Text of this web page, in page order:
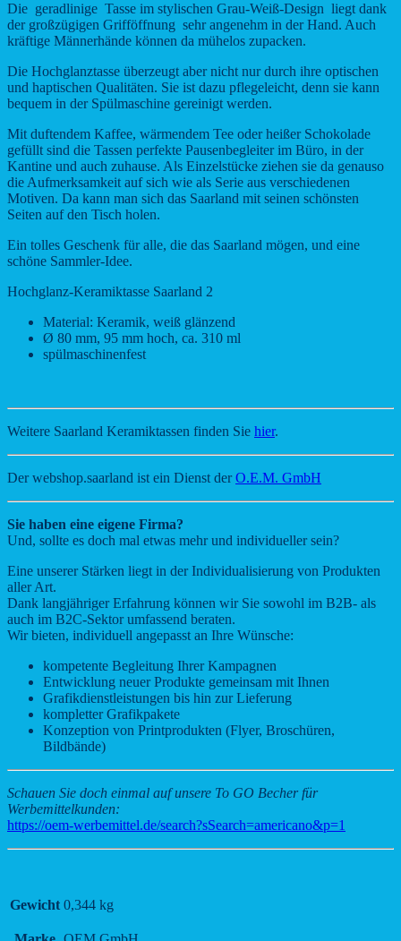
Die geradlinige Tasse im stylischen Grau-Weiß-Design liegt dank
der großzügigen Grifföffnung sehr angenehm in der Hand. Auch
kräftige Männerhände können da mühelos zupacken.
Die Hochglanztasse überzeugt aber nicht nur durch ihre optischen
und haptischen Qualitäten. Sie ist dazu pflegeleicht, denn sie kann
bequem in der Spülmaschine gereinigt werden.
Mit duftendem Kaffee, wärmendem Tee oder heißer Schokolade
gefüllt sind die Tassen perfekte Pausenbegleiter im Büro, in der
Kantine und auch zuhause. Als Einzelstücke ziehen sie da genauso
die Aufmerksamkeit auf sich wie als Serie aus verschiedenen
Motiven. Da kann man sich das Saarland mit seinen schönsten
Seiten auf den Tisch holen.
Ein tolles Geschenk für alle, die das Saarland mögen, und eine
schöne Sammler-Idee.
Hochglanz-Keramiktasse Saarland 2
Material: Keramik, weiß glänzend
Ø 80 mm, 95 mm hoch, ca. 310 ml
spülmaschinenfest
Weitere Saarland Keramiktassen finden Sie hier.
Der webshop.saarland ist ein Dienst derO.E.M. GmbH
Sie haben eine eigene Firma?
Und, sollte es doch mal etwas mehr und individueller sein?
Eine unserer Stärken liegt in der Individualisierung von Produkten
aller Art.
Dank langjähriger Erfahrung können wir Sie sowohl im B2B- als
auch im B2C-Sektor umfassend beraten.
Wir bieten, individuell angepasst an Ihre Wünsche:
kompetente Begleitung Ihrer Kampagnen
Entwicklung neuer Produkte gemeinsam mit Ihnen
Grafikdienstleistungen bis hin zur Lieferung
kompletter Grafikpakete
Konzeption von Printprodukten (Flyer, Broschüren,
Bildbände)
Schauen Sie doch einmal auf unsere To GO Becher für
Werbemittelkunden:
https://oem-werbemittel.de/search?sSearch=americano&p=1
Gewicht 0,344 kg